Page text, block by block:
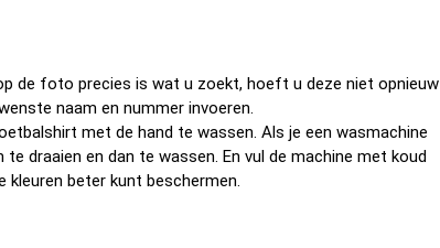
k
de foto precies is wat u zoekt, hoeft u deze niet opnieuw
naam en nummer invoeren.
met de hand te wassen. Als je een wasmachine
draaien en dan te wassen. En vul de machine met koud
kleuren beter kunt beschermen.